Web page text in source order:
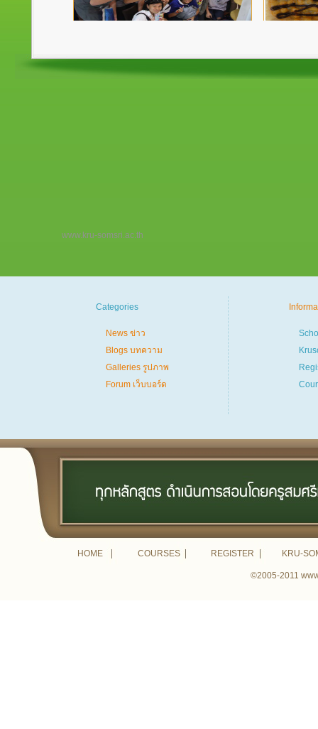
www.kru-somsri.ac.th
Categories
News ข่าว
Blogs บทความ
Galleries รูปภาพ
Forum เว็บบอร์ด
HOME COURSES REGISTER KRU-
©2005-2011